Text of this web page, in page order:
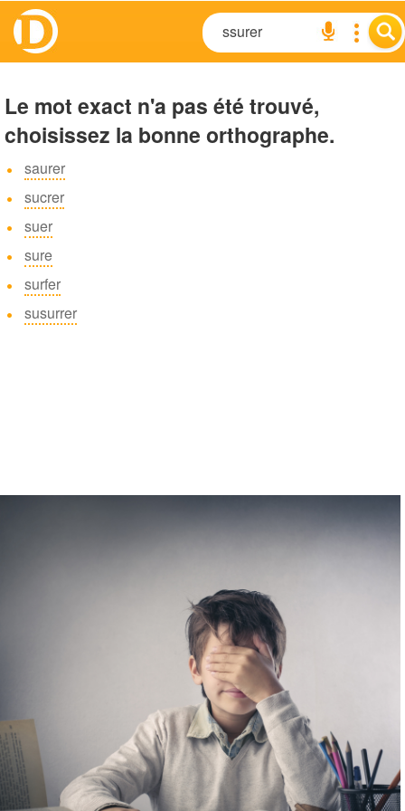
Le mot exact n'a pas été trouvé,
choisissez la bonne orthographe.
saurer
sucrer
suer
sure
surfer
susurrer